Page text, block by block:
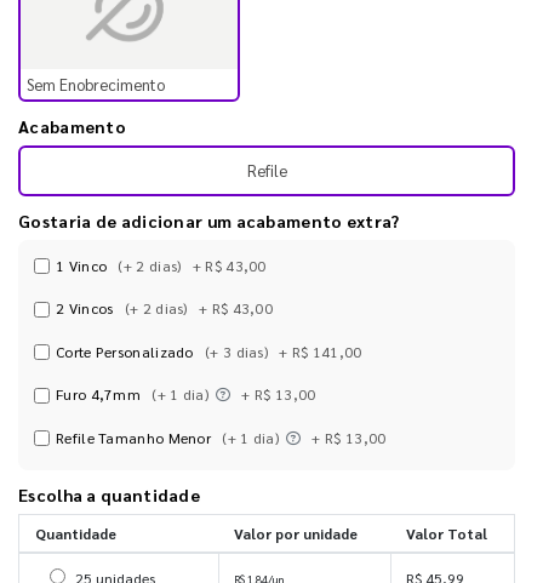
Sem Enobrecimento
Acabamento
Refile
Gostaria de adicionar um acabamento extra?
1 Vinco (+ 2 dias) + R$ 43,00
2 Vincos (+ 2 dias) + R$ 43,00
Corte Personalizado (+ 3 dias) + R$ 141,00
Furo 4,7mm (+ 1 dia) + R$ 13,00
Refile Tamanho Menor (+ 1 dia) + R$ 13,00
Escolha a quantidade
Quantidade Valor por unidade Valor Total
25 unidades R$ 1,84/un R$ 45,99